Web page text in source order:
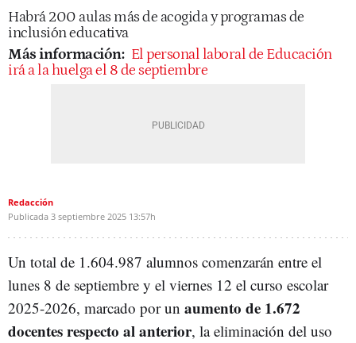
Habrá 200 aulas más de acogida y programas de
inclusión educativa
Más información: El personal laboral de Educación
irá a la huelga el 8 de septiembre
Redacción
Publicada 3 septiembre 2025 13:57h
Un total de 1.604.987 alumnos comenzarán entre el
lunes 8 de septiembre y el viernes 12 el curso escolar
2025-2026, marcado por un aumento de 1.672
docentes respecto al anterior, la eliminación del uso